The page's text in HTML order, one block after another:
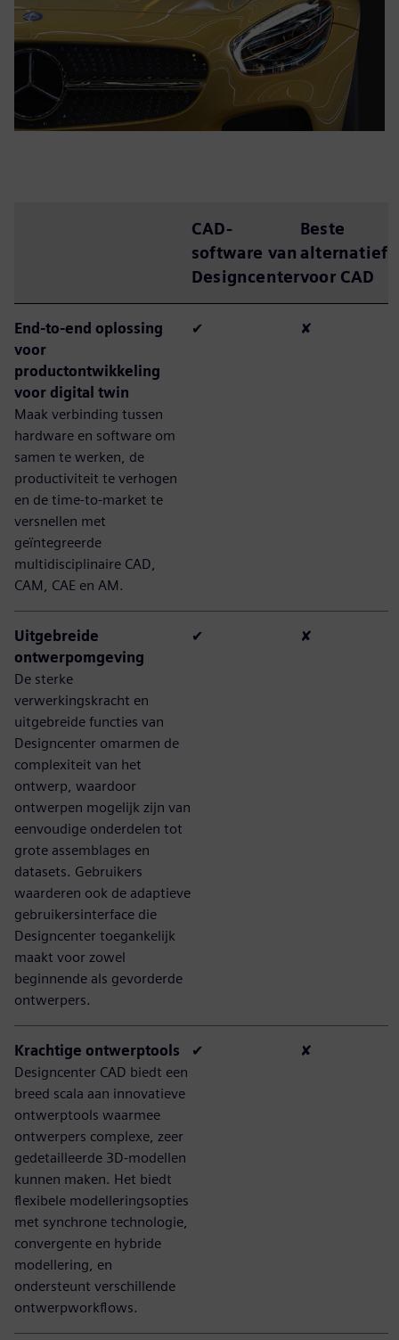
CAD-
software van
Designcenter
Beste
alternatief
voor CAD
End-to-end oplossing
voor
productontwikkeling
voor digital twin
Maak verbinding tussen
hardware en software om
samen te werken, de
productiviteit te verhogen
en de time-to-market te
versnellen met
geïntegreerde
multidisciplinaire CAD,
CAM, CAE en AM.
✔ ✘
Uitgebreide
ontwerpomgeving
De sterke
verwerkingskracht en
uitgebreide functies van
Designcenter omarmen de
complexiteit van het
ontwerp, waardoor
ontwerpen mogelijk zijn van
eenvoudige onderdelen tot
grote assemblages en
datasets. Gebruikers
waarderen ook de adaptieve
gebruikersinterface die
Designcenter toegankelijk
maakt voor zowel
beginnende als gevorderde
ontwerpers.
✔ ✘
Krachtige ontwerptools
Designcenter CAD biedt een
breed scala aan innovatieve
ontwerptools waarmee
ontwerpers complexe, zeer
gedetailleerde 3D-modellen
kunnen maken. Het biedt
flexibele modelleringsopties
met synchrone technologie,
convergente en hybride
modellering, en
ondersteunt verschillende
ontwerpworkflows.
✔ ✘